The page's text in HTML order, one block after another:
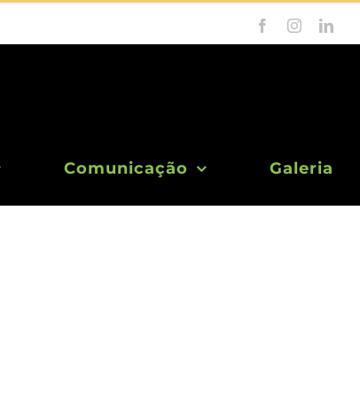
FacebookInstagram
Comunicação Galeria